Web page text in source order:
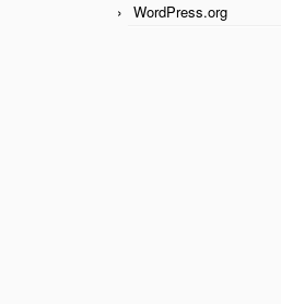
WordPress.org